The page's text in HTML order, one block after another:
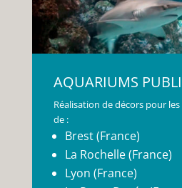
AQUARIUMS
Réalisation de décors pour
de :
Brest (France)
La Rochelle (France)
Lyon (France)